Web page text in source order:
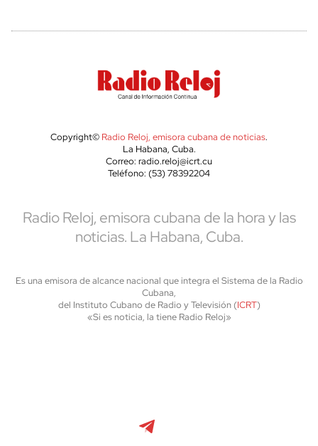
Copyright© Radio Reloj, emisora cubana de noticias.
La Habana, Cuba.
Correo: radio.reloj@icrt.cu
Teléfono: (53) 78392204
Radio Reloj, emisora cubana de la hora y las
noticias. La Habana, Cuba.
Es una emisora de alcance nacional que integra el Sistema de la Radio
Cubana,
del Instituto Cubano de Radio y Televisión (ICRT)
«Si es noticia, la tiene Radio Reloj»